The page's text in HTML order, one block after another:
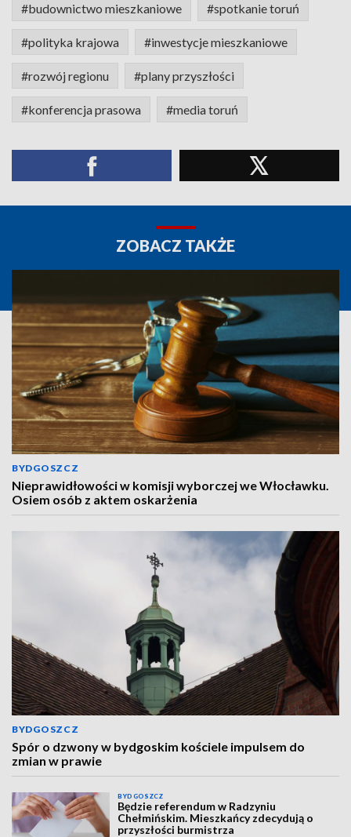
#budownictwo mieszkaniowe #spotkanie toruń
#polityka krajowa #inwestycje mieszkaniowe
#rozwój regionu #plany przyszłości
#konferencja prasowa #media toruń
ZOBACZ TAKŻE
BYDGOSZCZ
Nieprawidłowości w komisji wyborczej we Włocławku.
Osiem osób z aktem oskarżenia
BYDGOSZCZ
Spór o dzwony w bydgoskim kościele impulsem do
zmian w prawie
BYDGOSZCZ
Będzie referendum w Radzyniu
Chełmińskim. Mieszkańcy zdecydują o
przyszłości burmistrza